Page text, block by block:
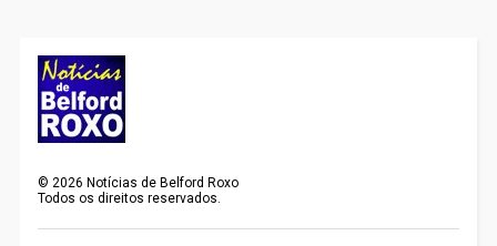
©2026 Notícias de Belford Roxo
Todos os direitos reservados.